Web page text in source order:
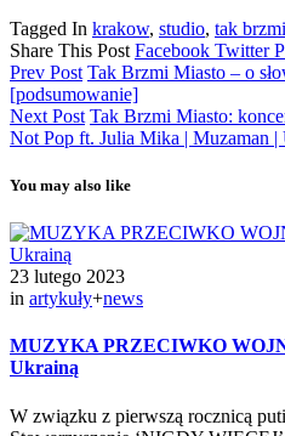
Tagged In krakow, studio, tak
Share This Post Facebook Twitter
Prev Post Tak Brzmi Miasto – o
[podsumowanie]
Next Post Tak Brzmi Miasto:
Not Pop ft. Julia Mika | Muzaman |
You may also like
23 lutego 2023
in artykuły+news
MUZYKA PRZECIWKO
Ukrainą
W związku z pierwszą rocznicą